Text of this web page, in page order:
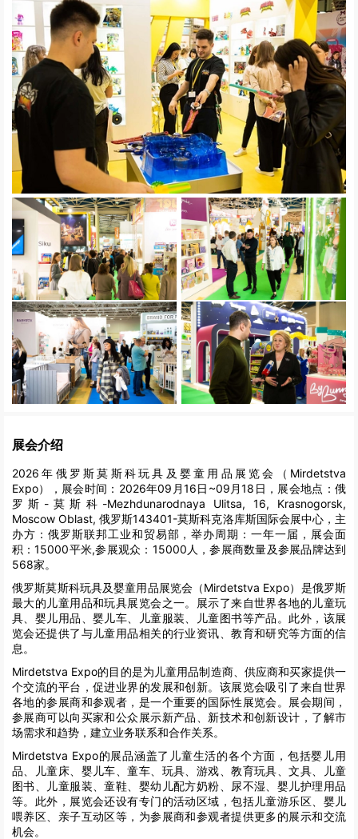
展会介绍
2026年俄罗斯莫斯科玩具及婴童用品展览会（Mirdetstva
Expo），展会时间：2026年09月16日~09月18日，展会地点：俄
罗斯-莫斯科-Mezhdunarodnaya Ulitsa, 16, Krasnogorsk,
Moscow Oblast, 俄罗斯143401-莫斯科克洛库斯国际会展中心，主
办方：俄罗斯联邦工业和贸易部，举办周期：一年一届，展会面
积：15000平米,参展观众：15000人，参展商数量及参展品牌达到
568家。
俄罗斯莫斯科玩具及婴童用品展览会（Mirdetstva Expo）是俄罗斯
最大的儿童用品和玩具展览会之一。展示了来自世界各地的儿童玩
具、婴儿用品、婴儿车、儿童服装、儿童图书等产品。此外，该展
览会还提供了与儿童用品相关的行业资讯、教育和研究等方面的信
息。
Mirdetstva Expo的目的是为儿童用品制造商、供应商和买家提供一
个交流的平台，促进业界的发展和创新。该展览会吸引了来自世界
各地的参展商和参观者，是一个重要的国际性展览会。展会期间，
参展商可以向买家和公众展示新产品、新技术和创新设计，了解市
场需求和趋势，建立业务联系和合作关系。
Mirdetstva Expo的展品涵盖了儿童生活的各个方面，包括婴儿用
品、儿童床、婴儿车、童车、玩具、游戏、教育玩具、文具、儿童
图书、儿童服装、童鞋、婴幼儿配方奶粉、尿不湿、婴儿护理用品
等。此外，展览会还设有专门的活动区域，包括儿童游乐区、婴儿
喂养区、亲子互动区等，为参展商和参观者提供更多的展示和交流
机会。